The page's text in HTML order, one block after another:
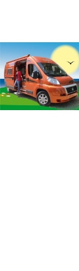
Forum de
aménagés, vans